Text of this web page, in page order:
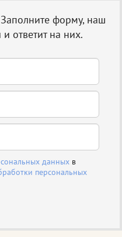
форму, наш
ответит на них.
данных в
персональных